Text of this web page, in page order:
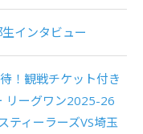
インタビュー
！観戦チケット付き
リーグワン2025-26
ティーラーズVS埼玉